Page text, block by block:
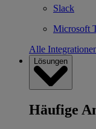
Slack
Microsoft
Alle
Lösungen
Häufige